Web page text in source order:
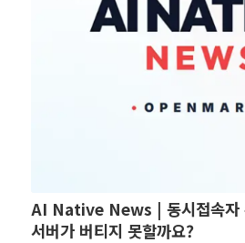
AI Native News | 동시접속자
서버가 버티지 못할까요?